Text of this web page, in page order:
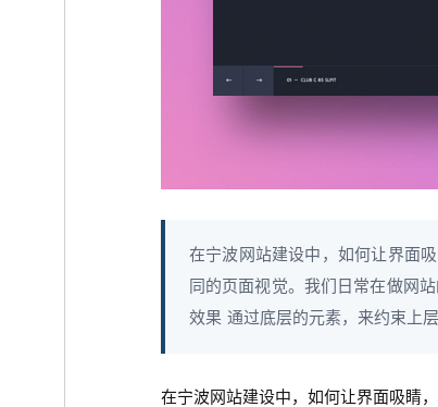
在宁波网站建设中，如何让界面
同的页面视觉。我们日常在做网
效果 通过底层的元素，来约束上
在宁波网站建设中，如何让界面吸睛